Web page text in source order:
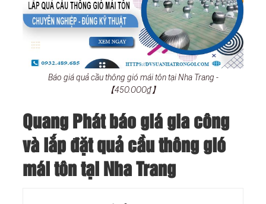
Báo giá quả cầu thông gió mái tôn tại Nha Trang -
【45O.OOO₫】
Quang Phát báo giá gia công
và lắp đặt quả cầu thông gió
mái tôn tại Nha Trang